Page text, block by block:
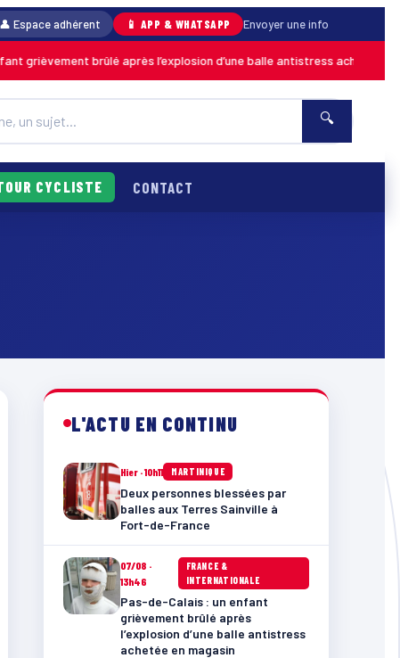
👤 Espace adhérent 📱 APP & WHATSAPP Envoyer une info
brûlé après l’explosion d’une balle antistress achetée en
🔍
CYCLISTE CONTACT
L'ACTU EN CONTINU
Hier · 10h11 MARTINIQUE
Deux personnes blessées par
balles aux Terres Sainville à
Fort-de-France
07/08 ·
13h46
FRANCE &
INTERNATIONALE
Pas-de-Calais : un enfant
grièvement brûlé après
l’explosion d’une balle antistress
achetée en magasin